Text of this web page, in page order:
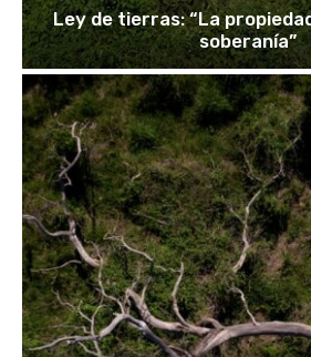
Ley de tierras: “La
soberanía”